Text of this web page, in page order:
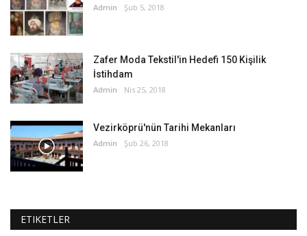
Admin Şub 5, 2018
Zafer Moda Tekstil'in Hedefi 150 Kişilik
İstihdam
Admin Nis 25, 2018
Vezirköprü'nün Tarihi Mekanları
Admin Şub 26, 2018
ETIKETLER